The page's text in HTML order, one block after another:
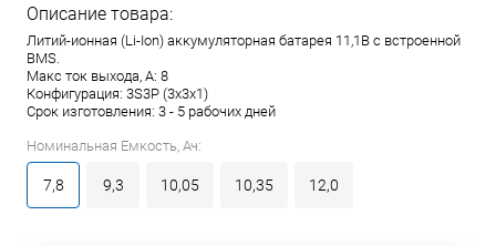
Описание товара:
Литий-ионная (Li-Ion) аккумуляторная батарея 11,1В с встроенной
BMS.
Макс ток выхода, А: 8
Конфигурация: 3S3P (3x3x1)
Срок изготовления: 3 - 5 рабочих дней
Номинальная Емкость, Ач:
7,8 9,3 10,05 10,35 12,0